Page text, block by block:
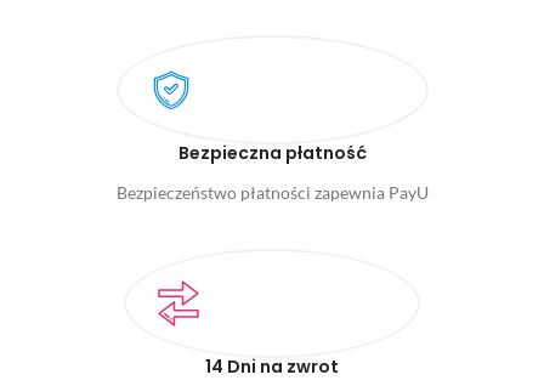
Bezpieczna płatność
Bezpieczeństwo płatności zapewnia PayU
14 Dni na zwrot